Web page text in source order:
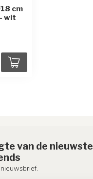
cm
wit
van de nieuwste